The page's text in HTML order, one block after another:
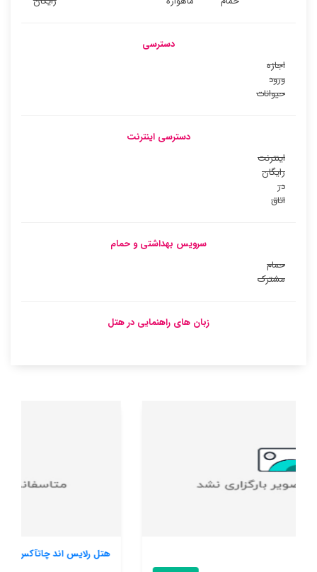
دسترسی
اجازه
ورود
حیوانات
دسترسی اینترنت
اینترنت
رایگان
در
اتاق
سرویس بهداشتی و حمام
حمام
مشترک
زبان های راهنمایی در هتل